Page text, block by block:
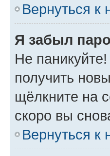
Вернуться к
Я забыл
Не
получить
щёлкните на
скоро вы
Вернуться к